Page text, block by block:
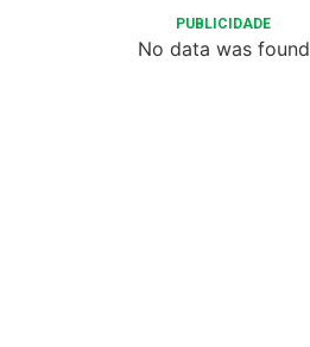
PUBLICIDADE
No data was found